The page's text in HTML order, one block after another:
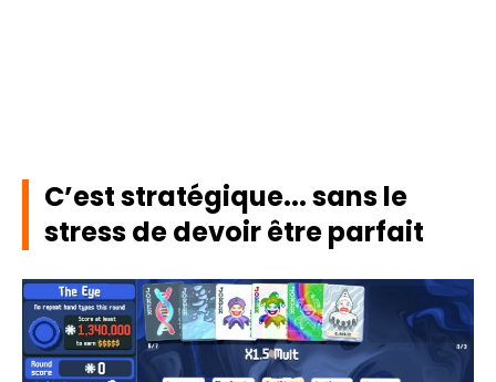
C’est stratégique... sans le
stress de devoir être parfait